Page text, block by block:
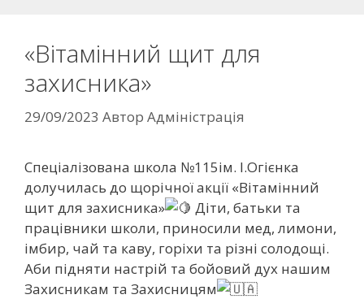
«Вітамінний щит для
захисника»
29/09/2023 Автор Адміністрація
Спеціалізована школа №115ім. І.Огієнка
долучилась до щорічної акції «Вітамінний
щит для захисника»
Діти, батьки та
працівники школи, приносили мед, лимони,
імбир, чай та каву, горіхи та різні солодощі.
Аби підняти настрій та бойовий дух нашим
Захисникам та Захисницям